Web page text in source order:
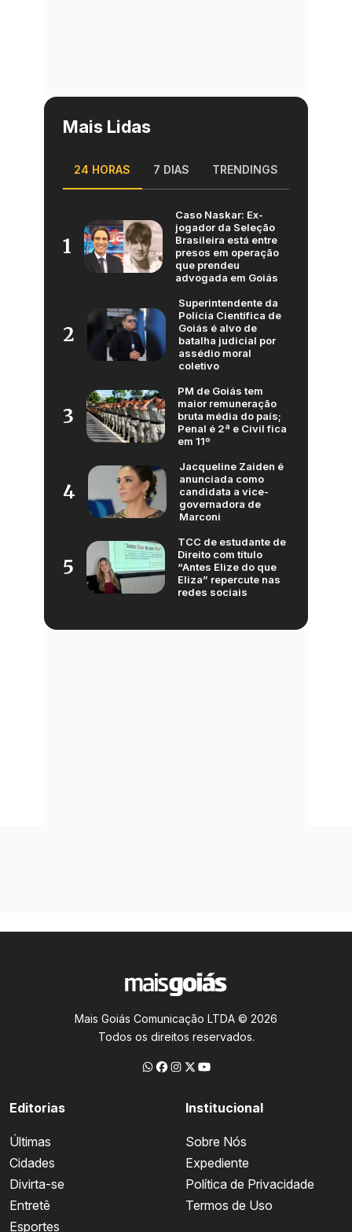
Mais Lidas
24 HORAS 7 DIAS TRENDINGS
1
Caso Naskar: Ex-
jogador da Seleção
Brasileira está entre
presos em operação
que prendeu
advogada em Goiás
2
Superintendente da
Polícia Científica de
Goiás é alvo de
batalha judicial por
assédio moral
coletivo
3
PM de Goiás tem
maior remuneração
bruta média do país;
Penal é 2ª e Civil fica
em 11º
4
Jacqueline Zaiden é
anunciada como
candidata a vice-
governadora de
Marconi
5
TCC de estudante de
Direito com título
“Antes Elize do que
Eliza” repercute nas
redes sociais
Mais Goiás Comunicação LTDA © 2026
Todos os direitos reservados.
Editorias
Últimas
Cidades
Divirta-se
Entretê
Esportes
Institucional
Sobre Nós
Expediente
Política de Privacidade
Termos de Uso